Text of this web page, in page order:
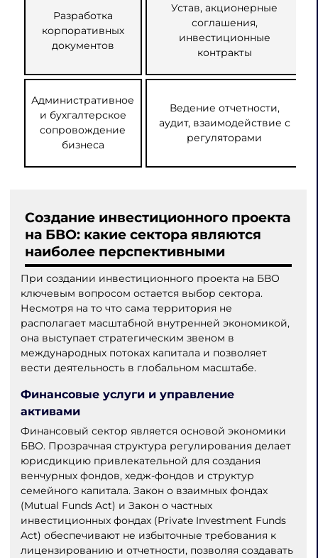
Разработка
корпоративных
документов
Устав, акционерные
соглашения,
инвестиционные
контракты
Административное
и бухгалтерское
сопровождение
бизнеса
Ведение отчетности,
аудит, взаимодействие с
регуляторами
Создание инвестиционного проекта
на БВО: какие сектора являются
наиболее перспективными
При создании инвестиционного проекта на БВО
ключевым вопросом остается выбор сектора.
Несмотря на то что сама территория не
располагает масштабной внутренней экономикой,
она выступает стратегическим звеном в
международных потоках капитала и позволяет
вести деятельность в глобальном масштабе.
Финансовые услуги и управление
активами
Финансовый сектор является основой экономики
БВО. Прозрачная структура регулирования делает
юрисдикцию привлекательной для создания
венчурных фондов, хедж-фондов и структур
семейного капитала. Закон о взаимных фондах
(Mutual Funds Act) и Закон о частных
инвестиционных фондах (Private Investment Funds
Act) обеспечивают не избыточные требования к
лицензированию и отчетности, позволяя создавать